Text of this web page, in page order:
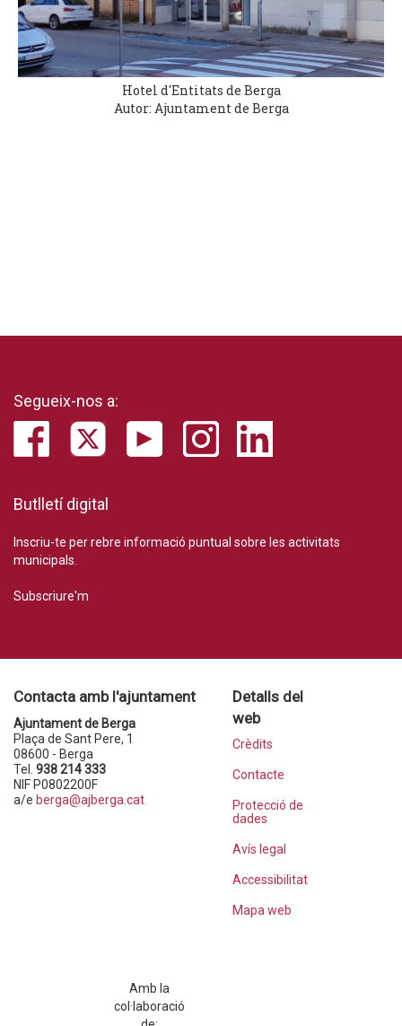
Hotel d'Entitats de Berga
Autor: Ajuntament de Berga
Segueix-nos a:
Butlletí digital
Inscriu-te per rebre informació puntual sobre les activitats
municipals.
Subscriure'm
Contacta amb l'ajuntament
Ajuntament de Berga
Plaça de Sant Pere, 1
08600 - Berga
Tel. 938 214 333
NIF P0802200F
a/e berga@ajberga.cat
Detalls del
web
Crèdits
Contacte
Protecció de
dades
Avís legal
Accessibilitat
Mapa web
Amb la
col·laboració